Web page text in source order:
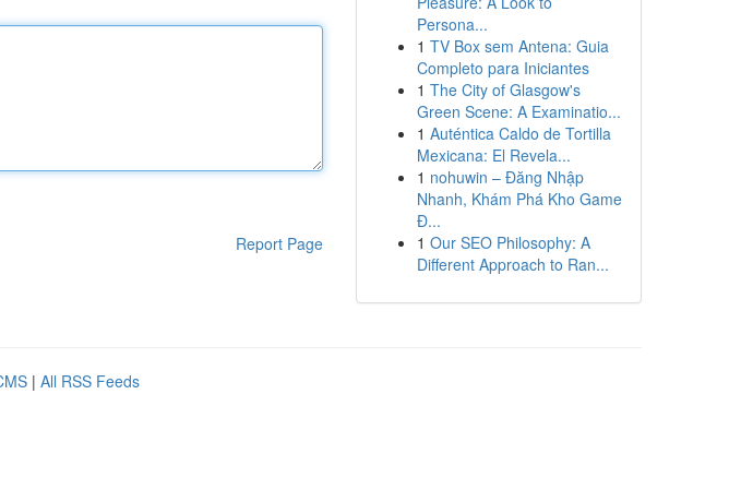
Report Page
Persona...
1 TV Box sem Antena: Guia
Completo para Iniciantes
1 The City of Glasgow's
Green Scene: A Examinatio...
1 Auténtica Caldo de Tortilla
Mexicana: El Revela...
1 nohuwin – Đăng Nhập
Nhanh, Khám Phá Kho Game
Đ...
1 Our SEO Philosophy: A
Different Approach to Ran...
| All RSS Feeds